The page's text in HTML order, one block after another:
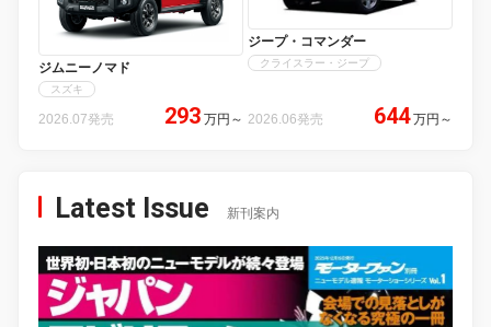
ジムニーノマド
スズキ
2026.07発売 293 万円 ～
ジープ・コマンダー
クライスラー・ジープ
2026.06発売 644万円 ～
Latest Issue 新刊案内